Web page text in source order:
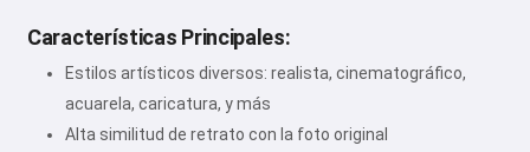
Características Principales:
Estilos artísticos diversos: realista, cinematográfico,
acuarela, caricatura, y más
Alta similitud de retrato con la foto original